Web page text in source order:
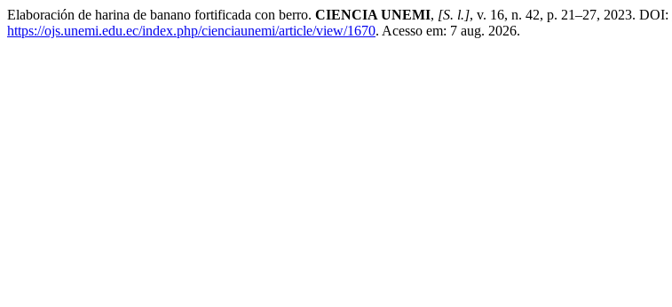
Elaboración de harina de banano fortificada con berro. CIENCIA UNEMI, [S. l.], v. 16, n. 42, p. 21–27, 2023. DOI:
https://ojs.unemi.edu.ec/index.php/cienciaunemi/article/view/1670. Acesso em: 7 aug. 2026.